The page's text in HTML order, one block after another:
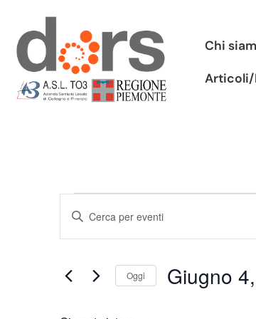
Vai
al
contenuto
Chi
Articoli/
Eventi
Ricerca
viste
Inserisci
Cerca
Oggi Giugno